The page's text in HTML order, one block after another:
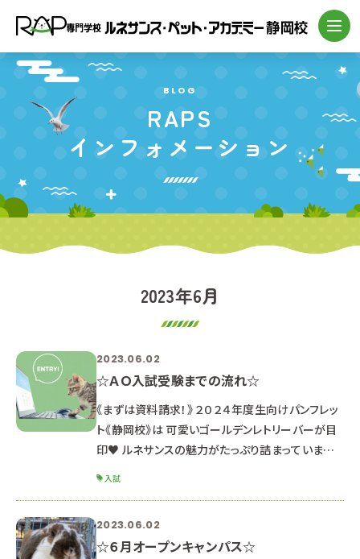
BLOG
RAPS
インフォメーション
2023年6月
2023.06.02
☆ＡＯ入試受験までの流れ☆
《まずは資料請求！》 ２０２４年度生向けパンフレッ
ト《静岡校》は 可愛いゴールデンレトリーバーが目
印♥ ルネサンスの魅力がたっぷり詰まっています
同じのものになるので資料請求の必要はありま
せん。 まだお持ちでない方は是非GETしてね☆ ↓
入試
2023.06.02
☆６月オープンキャンパス☆